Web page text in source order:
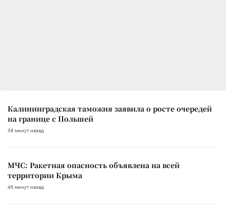
Калининградская таможня заявила о росте очередей
на границе с Польшей
38 минут назад
МЧС: Ракетная опасность объявлена на всей
территории Крыма
46 минут назад